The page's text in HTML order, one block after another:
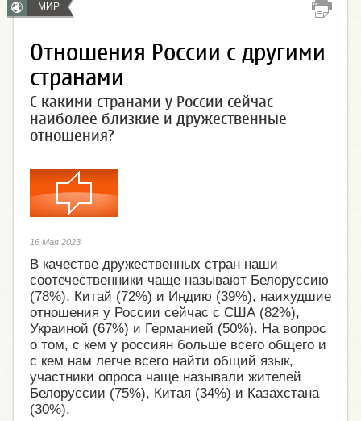
МИР
Отношения России с другими
странами
С какими странами у России сейчас
наиболее близкие и дружественные
отношения?
16 Мая 2023
В качестве дружественных стран наши
соотечественники чаще называют Белоруссию
(78%), Китай (72%) и Индию (39%), наихудшие
отношения у России сейчас с США (82%),
Украиной (67%) и Германией (50%). На вопрос
о том, с кем у россиян больше всего общего и
с кем нам легче всего найти общий язык,
участники опроса чаще называли жителей
Белоруссии (75%), Китая (34%) и Казахстана
(30%).